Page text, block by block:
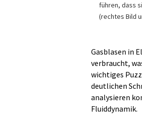
führen, dass
(rechtes Bild
Gasblasen in
verbraucht,
wichtiges
deutlichen
analysieren
Fluiddynamik.